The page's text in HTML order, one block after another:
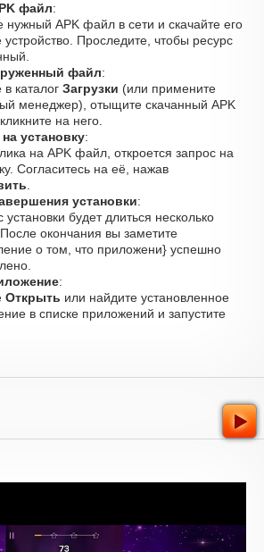
файл:
нужный APK файл в сети и скачайте его
Проследите, чтобы ресурс
файл:
каталог Загрузки (или примените
менеджер), отыщите скачанный APK
на него.
установку:
на APK файл, откроется запрос на
Согласитесь на её, нажав
установки:
установки будет длиться несколько
окончания вы заметите
о том, что приложени} успешно
:
Открыть или найдите установленное
в списке приложений и запустите